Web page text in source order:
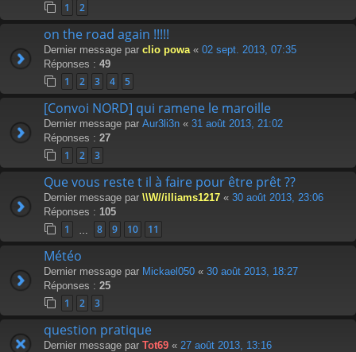
1 2
on the road again !!!!!
Dernier message par clio powa « 02 sept. 2013, 07:35
Réponses : 49
1 2 3 4 5
[Convoi NORD] qui ramene le maroille
Dernier message par Aur3li3n « 31 août 2013, 21:02
Réponses : 27
1 2 3
Que vous reste t il à faire pour être prêt ??
Dernier message par \\W//illiams1217 « 30 août 2013, 23:06
Réponses : 105
1 8 9 10 11
Météo
Dernier message par Mickael050 « 30 août 2013, 18:27
Réponses : 25
1 2 3
question pratique
Dernier message par Tot69 « 27 août 2013, 13:16